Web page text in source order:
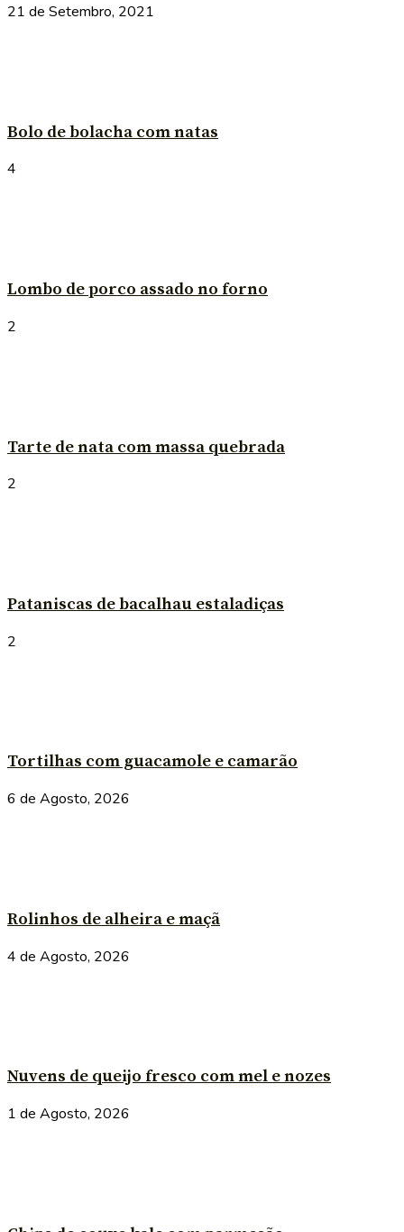
21 de Setembro, 2021
Bolo de bolacha com natas
4
Lombo de porco assado no forno
2
Tarte de nata com massa quebrada
2
Pataniscas de bacalhau estaladiças
2
Tortilhas com guacamole e camarão
6 de Agosto, 2026
Rolinhos de alheira e maçã
4 de Agosto, 2026
Nuvens de queijo fresco com mel e nozes
1 de Agosto, 2026